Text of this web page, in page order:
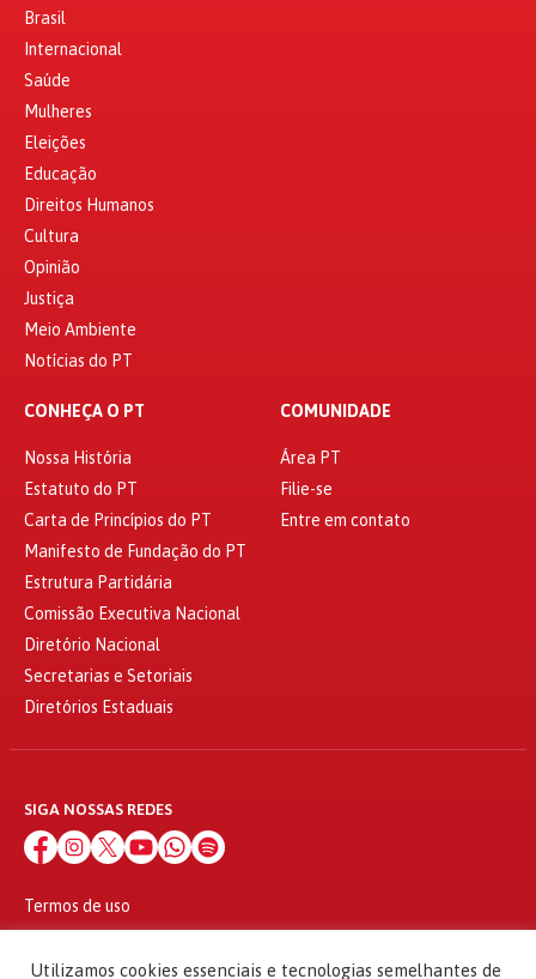
Brasil
Internacional
Saúde
Mulheres
Eleições
Educação
Direitos Humanos
Cultura
Opinião
Justiça
Meio Ambiente
Notícias do PT
CONHEÇA O PT
Nossa História
Estatuto do PT
Carta de Princípios do PT
Manifesto de Fundação do PT
Estrutura Partidária
Comissão Executiva Nacional
Diretório Nacional
Secretarias e Setoriais
Diretórios Estaduais
COMUNIDADE
Área PT
Filie-se
Entre em contato
SIGA NOSSAS REDES
Termos de uso
© 2010 - 2026
Utilizamos cookies essenciais e tecnologias semelhantes de